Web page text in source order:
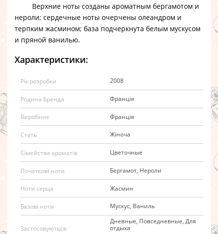
Верхние ноты созданы ароматным бергамотом и
нероли; сердечные ноты очерчены олеандром и
терпким жасмином; база подчеркнута белым мускусом
и пряной ванилью.
Характеристики:
Рік розробки 2008
Родина Бренда Франція
Виробник Франція
Стать Жіноча
Сімейства ароматів Цветочные
Початкові ноти Бергамот, Нероли
Ноти серця Жасмин
Базові ноти Мускус, Ваниль
Застосовуються
Дневные, Повседневные, Для
отдыха